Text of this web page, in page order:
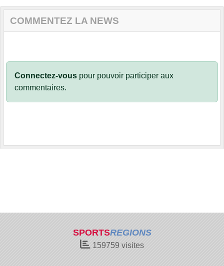
COMMENTEZ LA NEWS
Connectez-vous pour pouvoir participer aux
commentaires.
SPORTSREGIONS
159759 visites